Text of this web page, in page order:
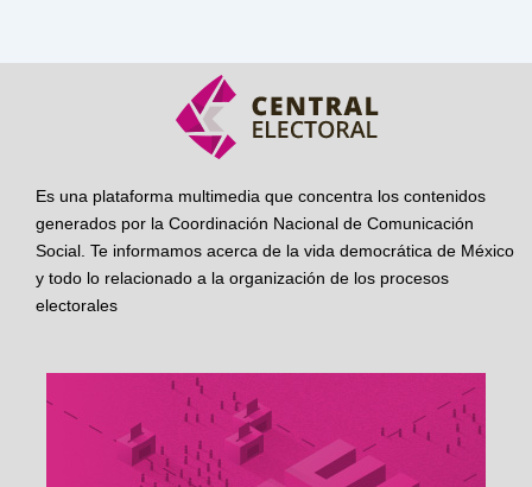
Es una plataforma multimedia que concentra los contenidos
generados por la Coordinación Nacional de Comunicación
Social. Te informamos acerca de la vida democrática de México
y todo lo relacionado a la organización de los procesos
electorales